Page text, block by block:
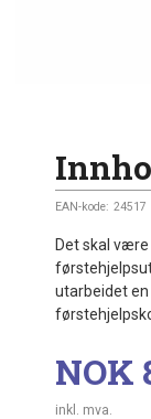
EAN-kode: 24517
Det skal
utarbeidet
Pris
NOK
inkl. mva.